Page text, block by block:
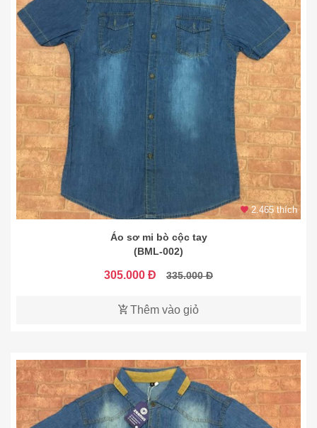
2.465 thích
Áo sơ mi bò cộc tay
(BML-002)
305.000 Đ 335.000 Đ
Thêm vào giỏ